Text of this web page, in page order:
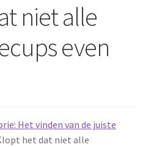
niet alle
even
Het vinden van de juiste
het dat niet alle